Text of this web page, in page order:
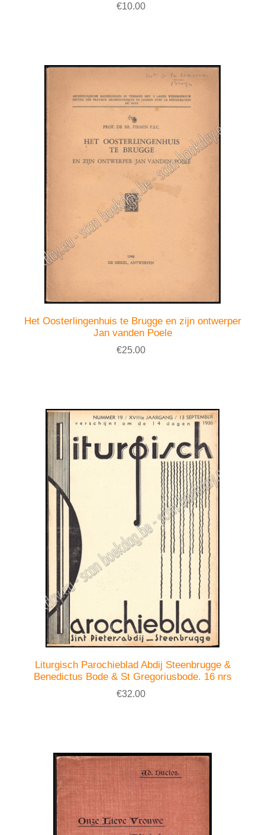
€10.00
Het Oosterlingenhuis te Brugge en zijn ontwerper
Jan vanden Poele
€25.00
Liturgisch Parochieblad Abdij Steenbrugge &
Benedictus Bode & St Gregoriusbode. 16 nrs
€32.00